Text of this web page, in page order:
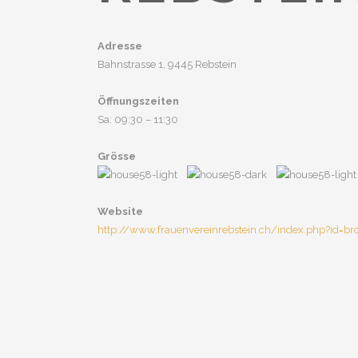
Adresse
Bahnstrasse 1, 9445 Rebstein
Öffnungszeiten
Sa: 09:30 – 11:30
Grösse
Website
http://www.frauenvereinrebstein.ch/